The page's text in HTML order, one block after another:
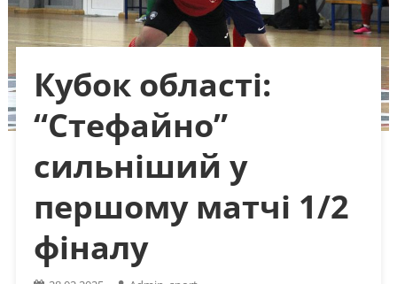
Кубок області:
“Стефайно”
сильніший у
першому матчі 1/2
фіналу